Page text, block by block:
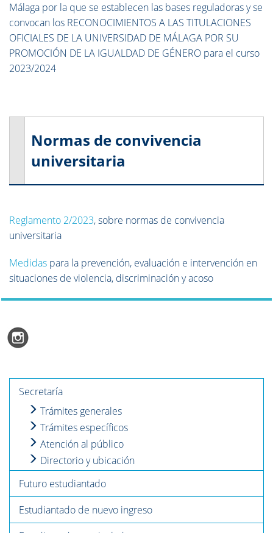
Málaga por la que se establecen las bases reguladoras y se
convocan los RECONOCIMIENTOS A LAS TITULACIONES
OFICIALES DE LA UNIVERSIDAD DE MÁLAGA POR SU
PROMOCIÓN DE LA IGUALDAD DE GÉNERO para el curso
2023/2024
Normas de convivencia
universitaria
Reglamento 2/2023, sobre normas de convivencia
universitaria
Medidas para la prevención, evaluación e intervención en
situaciones de violencia, discriminación y acoso
Secretaría
Trámites generales
Trámites específicos
Atención al público
Directorio y ubicación
Futuro estudiantado
Estudiantado de nuevo ingreso